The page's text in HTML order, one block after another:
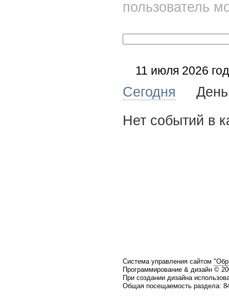
пользователь
11 июля 2026
Сегодня
Нет событий в
Система управления сайтом
Программирование & дизайн ©
При создании дизайна
Общая посещаемость раздела: